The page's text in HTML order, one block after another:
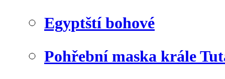
Egyptští bohové
Pohřební maska krále